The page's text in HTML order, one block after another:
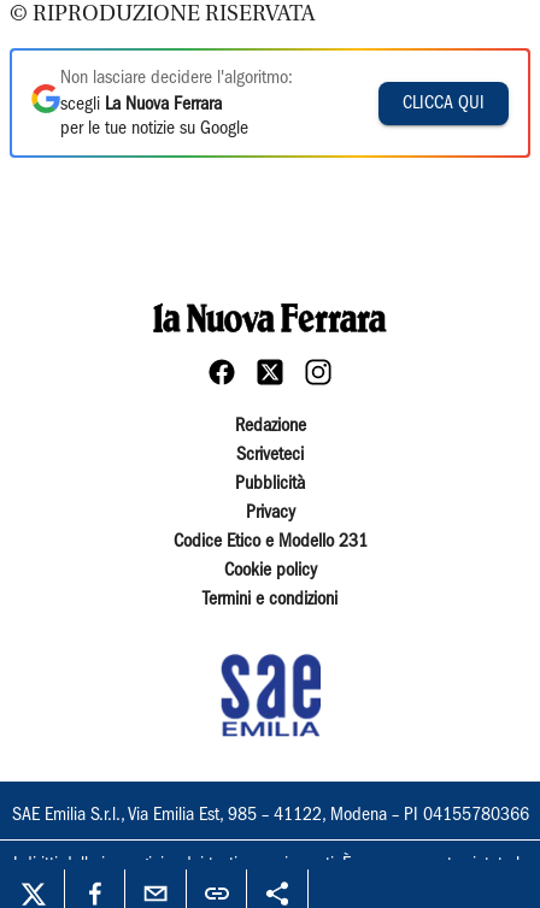
© RIPRODUZIONE RISERVATA
Non lasciare decidere l'algoritmo:
scegli La Nuova Ferrara
per le tue notizie su Google
CLICCA QUI
Redazione
Scriveteci
Pubblicità
Privacy
Codice Etico e Modello 231
Cookie policy
Termini e condizioni
SAE Emilia S.r.l., Via Emilia Est, 985 – 41122, Modena – PI 04155780366
I diritti delle immagini e dei testi sono riservati. È espressamente vietata la
loro riproduzione con qualsiasi mezzo e l'adattamento totale o parziale.